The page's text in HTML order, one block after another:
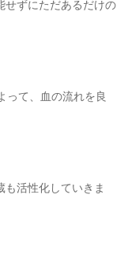
せずにただあるだけの
って、血の流れを良
も活性化していきま